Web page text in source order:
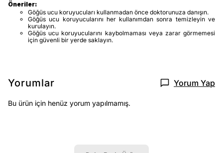
Öneriler:
Göğüs ucu koruyucuları kullanmadan önce doktorunuza danışın.
Göğüs ucu koruyucularını her kullanımdan sonra temizleyin ve
kurulayın.
Göğüs ucu koruyucularını kaybolmaması veya zarar görmemesi
için güvenli bir yerde saklayın.
Yorumlar Yorum Yap
Bu ürün için henüz yorum yapılmamış.